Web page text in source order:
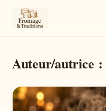
Auteur/autrice :